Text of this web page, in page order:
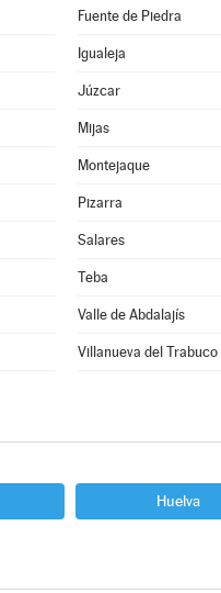
Fuente de Piedra
Igualeja
Júzcar
Mijas
Montejaque
Pizarra
Salares
Teba
Valle de Abdalajís
Villanueva del Trabuco
Huelva